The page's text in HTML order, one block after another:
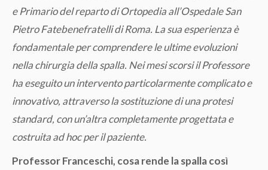
e Primario del reparto di Ortopedia all’Ospedale San
Pietro Fatebenefratelli di Roma. La sua esperienza è
fondamentale per comprendere le ultime evoluzioni
nella chirurgia della spalla. Nei mesi scorsi il Professore
ha eseguito un intervento particolarmente complicato e
innovativo, attraverso la sostituzione di una protesi
standard, con un’altra completamente progettata e
costruita ad hoc per il paziente.
Professor Franceschi, cosa rende la spalla così